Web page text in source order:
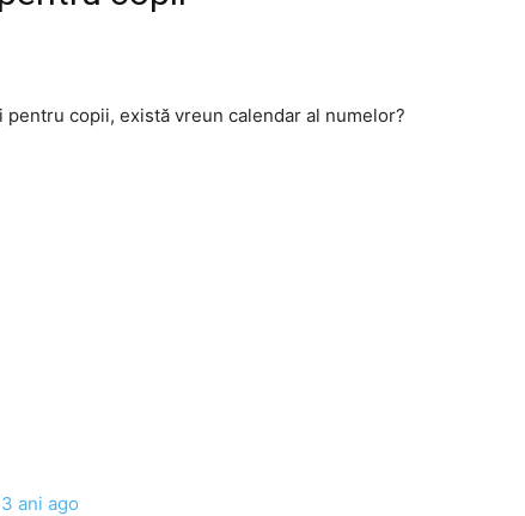
copii, există vreun calendar al numelor?
ani ago